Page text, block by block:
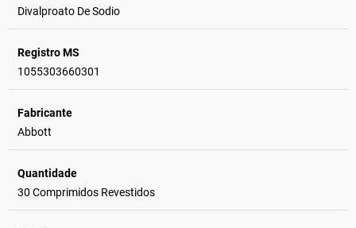
Divalproato De Sodio
Registro MS
1055303660301
Fabricante
Abbott
Quantidade
30 Comprimidos Revestidos